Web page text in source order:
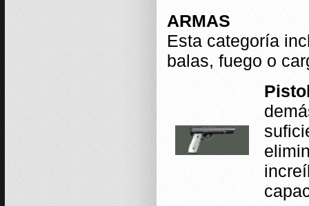
ARMAS
Esta categoría
balas, fuego o